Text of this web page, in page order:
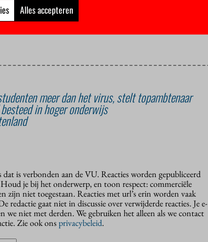
meer dan het virus, stelt topambtenaar
in hoger onderwijs
is verbonden aan de VU. Reacties worden gepubliceerd
je bij het onderwerp, en toon respect: commerciële
zijn niet toegestaan. Reacties met url’s erin worden vaak
redactie gaat niet in discussie over verwijderde reacties. Je e-
we niet met derden. We gebruiken het alleen als we contact
Zie ook onsprivacybeleid.
Alles accepteren